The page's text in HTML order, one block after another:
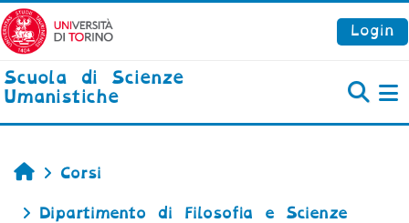
Vai al contenuto principale
Login
Scuola di Scienze
Umanistiche
Home
Corsi
Dipartimento di Filosofia e Scienze